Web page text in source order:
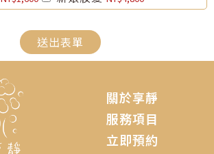
送出表單
關於享靜
服務項目
立即預約